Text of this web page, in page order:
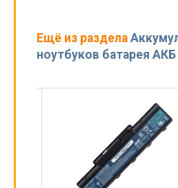
Ещё из раздела
ноутбуков батарея